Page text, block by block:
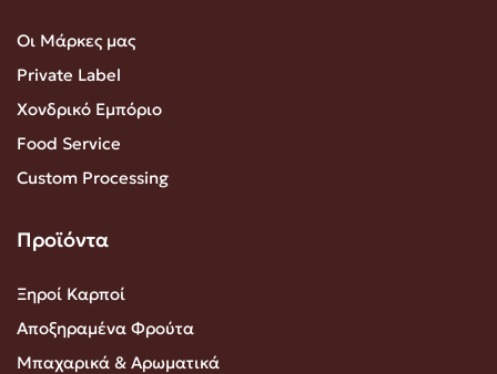
Οι Μάρκες μας
Private Label
Χονδρικό Εμπόριο
Food Service
Custom Processing
Προϊόντα
Ξηροί Καρποί
Αποξηραμένα Φρούτα
Μπαχαρικά & Αρωματικά